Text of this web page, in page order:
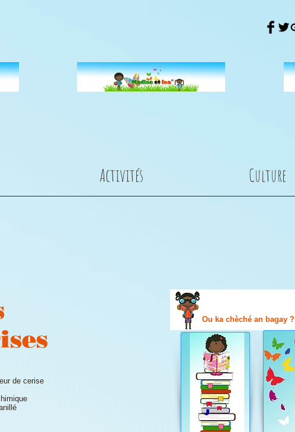
de cerise
Ou ka chèché an bagay ?
Activités Culture